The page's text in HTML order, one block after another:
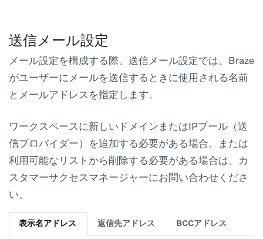
送信メール設定
メール設定を構成する際、送信メール設定では、Braze
がユーザーにメールを送信するときに使用される名前
とメールアドレスを指定します。
ワークスペースに新しいドメインまたはIPプール（送
信プロバイダー）を追加する必要がある場合、または
利用可能なリストから削除する必要がある場合は、カ
スタマーサクセスマネージャーにお問い合わせくださ
い。
表示名アドレス 返信先アドレス BCCアドレス